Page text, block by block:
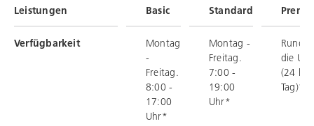
Leistungen Basic Standard
Verfügbarkeit
Montag
-
Freitag.
8:00 -
17:00
Uhr*
Montag -
Freitag.
7:00 -
19:00
Uhr*
Rund
die Uhr
(24 h
Tag)*